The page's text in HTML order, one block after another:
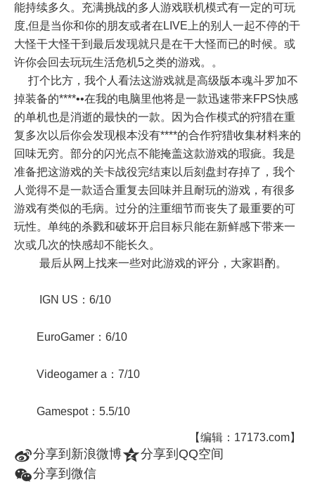
能持续多久。充满挑战的多人游戏联机模式有一定的可玩
度,但是当你和你的朋友或者在LIVE上的别人一起不停的干
大怪干大怪干到最后发现就只是在干大怪而已的时候。或
许你会回去玩玩生活危机5之类的游戏。。
打个比方，我个人看法这游戏就是高级版本魂斗罗加不
掉装备的****••在我的电脑里他将是一款迅速带来FPS快感
的单机也是消逝的最快的一款。因为合作模式的狩猎在重
复多次以后你会发现根本没有****的合作狩猎收集材料来的
回味无穷。部分的闪光点不能掩盖这款游戏的瑕疵。我是
准备把这游戏的关卡战役完结束以后刻盘封存掉了，我个
人觉得不是一款适合重复去回味并且耐玩的游戏，有很多
游戏有类似的毛病。过分的注重细节而丧失了最重要的可
玩性。单纯的杀戮和破坏开启目标只能在新鲜感下带来一
次或几次的快感却不能长久。
最后从网上找来一些对此游戏的评分，大家斟酌。
IGN US：6/10
EuroGamer：6/10
Videogamer a：7/10
Gamespot：5.5/10
【编辑：17173.com】
t分享到新浪微博z分享到QQ空间
w分享到微信